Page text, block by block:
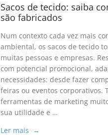
Sacos de tecido: saiba
são fabricados
Num contexto cada vez mais
ambiental, os sacos de tecido
muitas pessoas e empresas.
com potencial promocional,
necessidades: desde fazer
feiras ou eventos corporativos.
ferramentas de marketing
sua utilidade e …
Ler mais →